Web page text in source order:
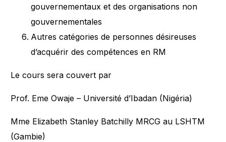
gouvernementaux et des organisations non
gouvernementales
Autres catégories de personnes désireuses
d’acquérir des compétences en RM
Le cours sera couvert par
Prof. Eme Owaje – Université d’Ibadan (Nigéria)
Mme Elizabeth Stanley Batchilly MRCG au LSHTM
(Gambie)